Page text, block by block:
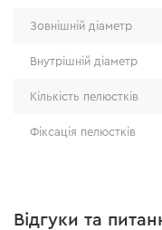
абразивний
кгс/мм2, що
під час роботи
сталі;
Зовнішній діаметр
Внутрішній діаметр
Кількість пелюстків
Фіксація пелюстків
Відгуки та